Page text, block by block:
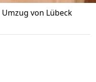
Umzug von Lübeck